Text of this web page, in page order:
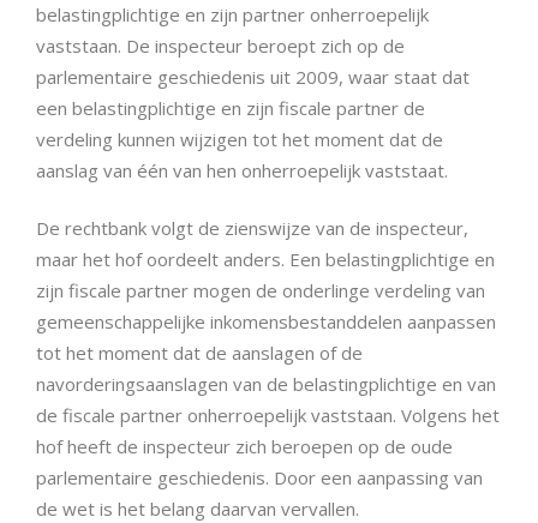
belastingplichtige en zijn partner onherroepelijk
vaststaan. De inspecteur beroept zich op de
parlementaire geschiedenis uit 2009, waar staat dat
een belastingplichtige en zijn fiscale partner de
verdeling kunnen wijzigen tot het moment dat de
aanslag van één van hen onherroepelijk vaststaat.
De rechtbank volgt de zienswijze van de inspecteur,
maar het hof oordeelt anders. Een belastingplichtige en
zijn fiscale partner mogen de onderlinge verdeling van
gemeenschappelijke inkomensbestanddelen aanpassen
tot het moment dat de aanslagen of de
navorderingsaanslagen van de belastingplichtige en van
de fiscale partner onherroepelijk vaststaan. Volgens het
hof heeft de inspecteur zich beroepen op de oude
parlementaire geschiedenis. Door een aanpassing van
de wet is het belang daarvan vervallen.